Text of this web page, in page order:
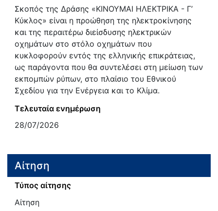
Σκοπός της Δράσης «ΚΙΝΟΥΜΑΙ ΗΛΕΚΤΡΙΚΑ - Γ’
Κύκλος» είναι η προώθηση της ηλεκτροκίνησης
και της περαιτέρω διείσδυσης ηλεκτρικών
οχημάτων στο στόλο οχημάτων που
κυκλοφορούν εντός της ελληνικής επικράτειας,
ως παράγοντα που θα συντελέσει στη μείωση των
εκπομπών ρύπων, στο πλαίσιο του Εθνικού
Σχεδίου για την Ενέργεια και το Κλίμα.
Τελευταία ενημέρωση
28/07/2026
Αίτηση
Τύπος αίτησης
Αίτηση